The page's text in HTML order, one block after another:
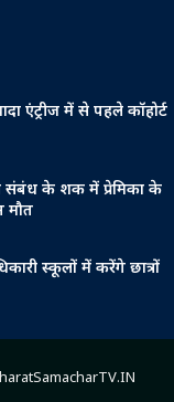
एंट्रीज में से पहले कॉहोर्ट
संबंध के शक में प्रेमिका के
मौत
स्कूलों में करेंगे छात्रों